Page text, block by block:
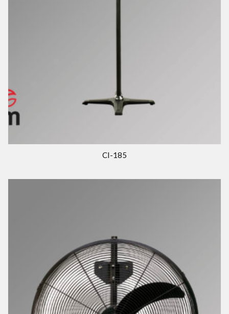
CI-185